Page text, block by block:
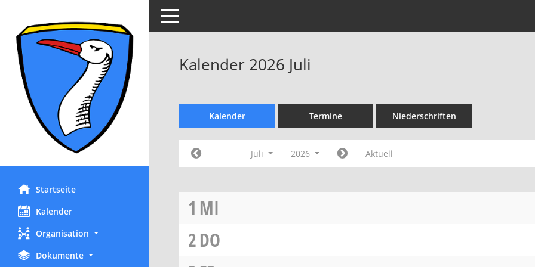
Startseite
Kalender
Organisation
Dokumente
Toggle navigation
Kalender 2026 Juli
Kalender Termine Niederschriften
Juli 2026 Aktuell
1 MI
2DO